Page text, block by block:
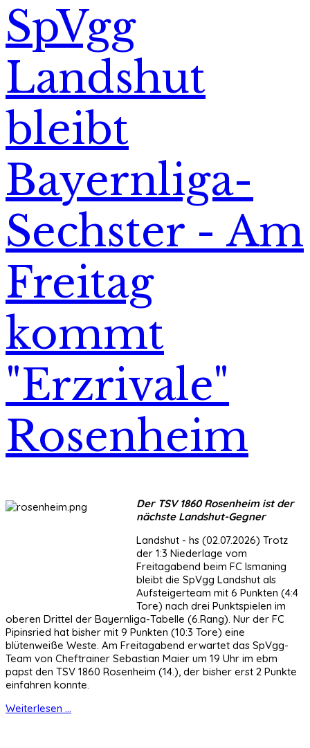
SpVgg
Landshut
bleibt
Bayernliga-
Sechster - Am
Freitag
kommt
"Erzrivale"
Rosenheim
Der TSV 1860 Rosenheim ist der
nächste Landshut-Gegner
Landshut - hs (02.07.2026) Trotz
der 1:3 Niederlage vom
Freitagabend beim FC Ismaning
bleibt die SpVgg Landshut als
Aufsteigerteam mit 6 Punkten (4:4
Tore) nach drei Punktspielen im
oberen Drittel der Bayernliga-Tabelle (6.Rang). Nur der FC
Pipinsried hat bisher mit 9 Punkten (10:3 Tore) eine
blütenweiße Weste. Am Freitagabend erwartet das SpVgg-
Team von Cheftrainer Sebastian Maier um 19 Uhr im ebm
papst den TSV 1860 Rosenheim (14.), der bisher erst 2 Punkte
einfahren konnte.
Weiterlesen ...